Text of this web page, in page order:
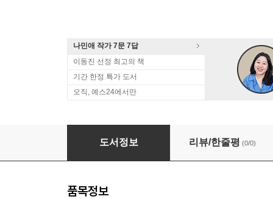
나민애 작가 7문 7답
이동진 선정 최고의 책
기간 한정 특가 도서
오직, 예스24에서만
내일은 무슨 꿈을 꿀까
도서정보 리뷰/한줄평 (0/0)
품목정보